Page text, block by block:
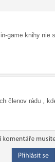
game knihy nie
členov rádu ,
komentáře
Přihlásit se